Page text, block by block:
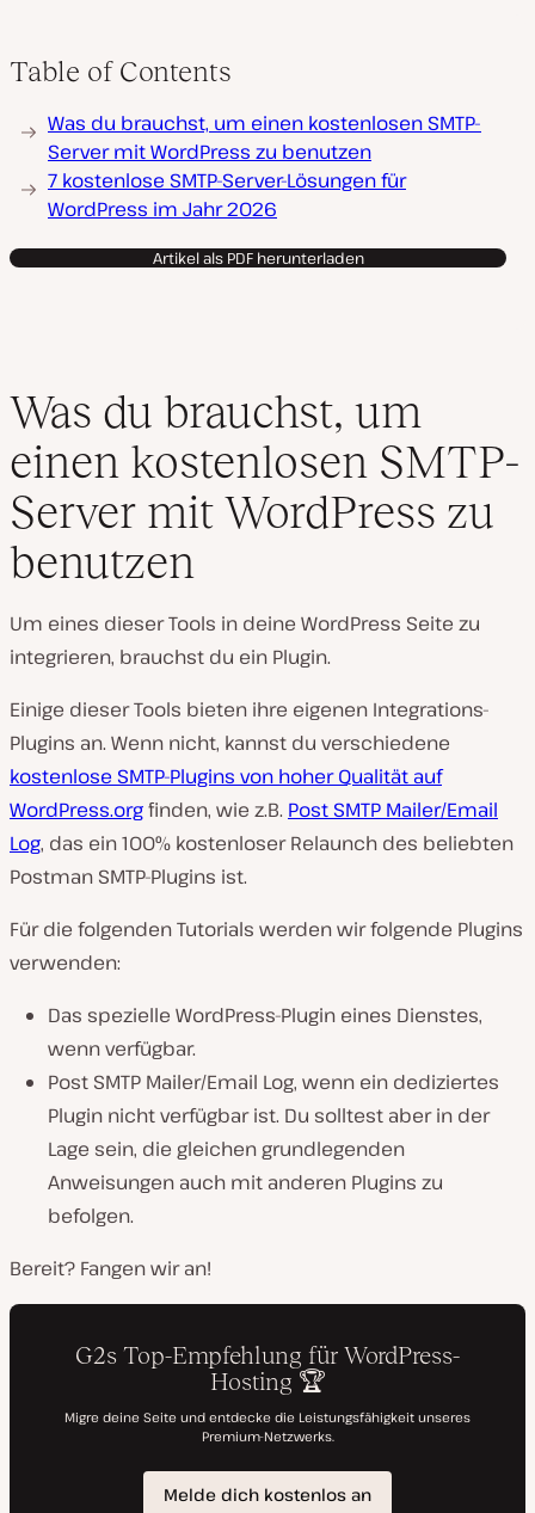
i
d
e
o
a
b
p
i
Table of Contents
Was du brauchst, um einen kostenlosen SMTP-
Server mit WordPress zu benutzen
7 kostenlose SMTP-Server-Lösungen für
WordPress im Jahr 2026
Artikel als PDF herunterladen
Was du brauchst, um
einen kostenlosen SMTP-
Server mit WordPress zu
benutzen
Um eines dieser Tools in deine WordPress Seite zu
integrieren, brauchst du ein Plugin.
Einige dieser Tools bieten ihre eigenen Integrations-
Plugins an. Wenn nicht, kannst du verschiedene
kostenlose SMTP-Plugins von hoher Qualität auf
WordPress.orgfinden, wie z.B. Post SMTP Mailer/Email
Log, das ein 100% kostenloser Relaunch des beliebten
Postman SMTP-Plugins ist.
Für die folgenden Tutorials werden wir folgende Plugins
verwenden:
Das spezielle WordPress-Plugin eines Dienstes,
wenn verfügbar.
Post SMTP Mailer/Email Log, wenn ein dediziertes
Plugin nicht verfügbar ist. Du solltest aber in der
Lage sein, die gleichen grundlegenden
Anweisungen auch mit anderen Plugins zu
befolgen.
Bereit? Fangen wir an!